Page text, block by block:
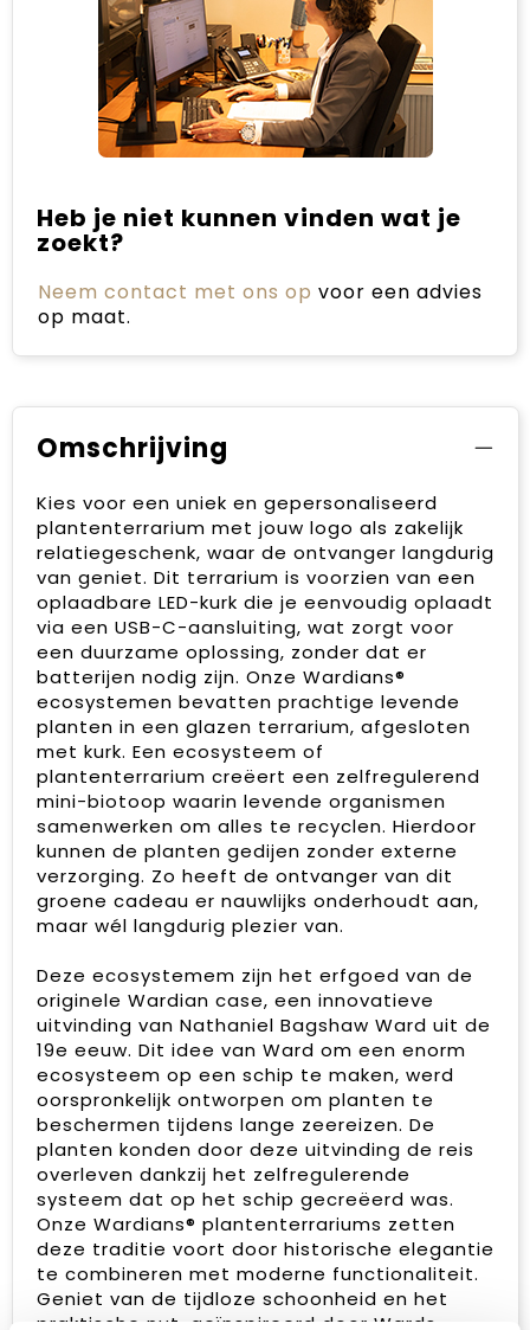
Heb je niet kunnen vinden wat je
zoekt?
Neem contact met ons op voor een advies
op maat.
Omschrijving
Kies voor een uniek en gepersonaliseerd
plantenterrarium met jouw logo als zakelijk
relatiegeschenk, waar de ontvanger langdurig
van geniet. Dit terrarium is voorzien van een
oplaadbare LED-kurk die je eenvoudig oplaadt
via een USB-C-aansluiting, wat zorgt voor
een duurzame oplossing, zonder dat er
batterijen nodig zijn. Onze Wardians®
ecosystemen bevatten prachtige levende
planten in een glazen terrarium, afgesloten
met kurk. Een ecosysteem of
plantenterrarium creëert een zelfregulerend
mini-biotoop waarin levende organismen
samenwerken om alles te recyclen. Hierdoor
kunnen de planten gedijen zonder externe
verzorging. Zo heeft de ontvanger van dit
groene cadeau er nauwlijks onderhoudt aan,
maar wél langdurig plezier van.
Deze ecosystemem zijn het erfgoed van de
originele Wardian case, een innovatieve
uitvinding van Nathaniel Bagshaw Ward uit de
19e eeuw. Dit idee van Ward om een enorm
ecosysteem op een schip te maken, werd
oorspronkelijk ontworpen om planten te
beschermen tijdens lange zeereizen. De
planten konden door deze uitvinding de reis
overleven dankzij het zelfregulerende
systeem dat op het schip gecreëerd was.
Onze Wardians® plantenterrariums zetten
deze traditie voort door historische elegantie
te combineren met moderne functionaliteit.
Geniet van de tijdloze schoonheid en het
praktische nut, geïnspireerd door Wards